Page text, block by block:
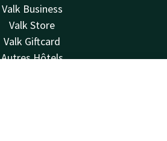
Valk Business
Valk Store
Valk Giftcard
Autres Hôtels